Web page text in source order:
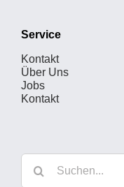
Service
Kontakt
Über Uns
Jobs
Kontakt
Suche
nach: